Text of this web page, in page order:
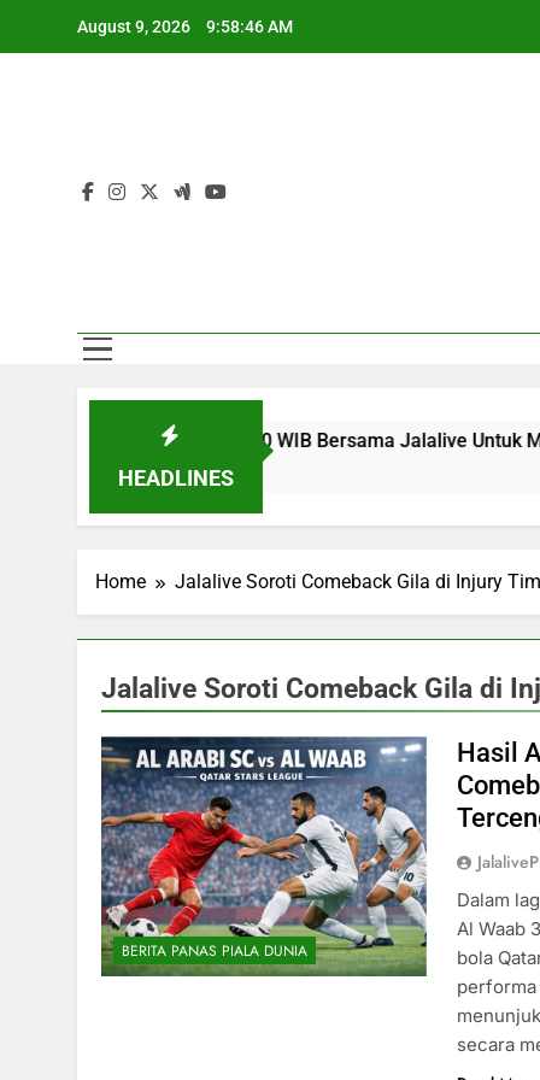
August 9, 2026 9:58:46 AM
HEADLINES
Hari Ini Pukul 02.00 WIB Bersama Jalalive Untuk Melihat
Home Jalalive Soroti Comeback Gila di Injury
Jalalive Soroti Comeback Gila di
BERITA PANAS PIALA DUNIA
Hasil
Dalam
Al Waab
bola
performa
secara